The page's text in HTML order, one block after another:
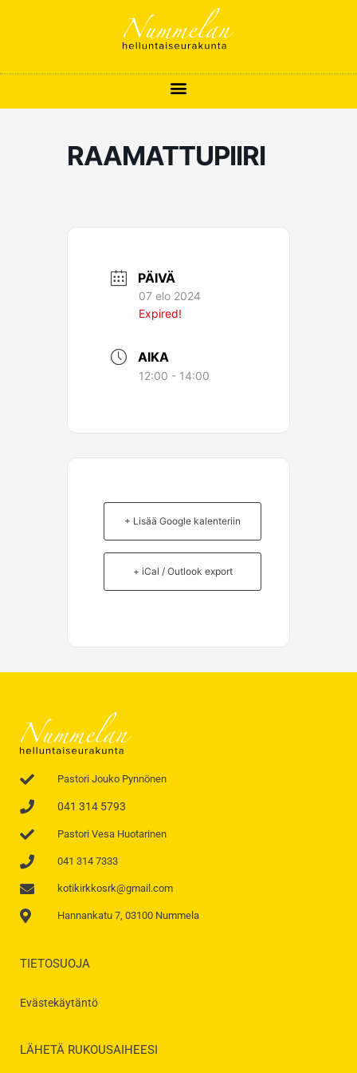
RAAMATTUPIIRI
PÄIVÄ
07 elo 2024
Expired!
AIKA
12:00 - 14:00
+ Lisää Google kalenteriin
+ iCal / Outlook export
Pastori Jouko Pynnönen
041 314 5793
Pastori Vesa Huotarinen
041 314 7333
kotikirkkosrk@gmail.com
Hannankatu 7, 03100 Nummela
TIETOSUOJA
Evästekäytäntö
LÄHETÄ RUKOUSAIHEESI